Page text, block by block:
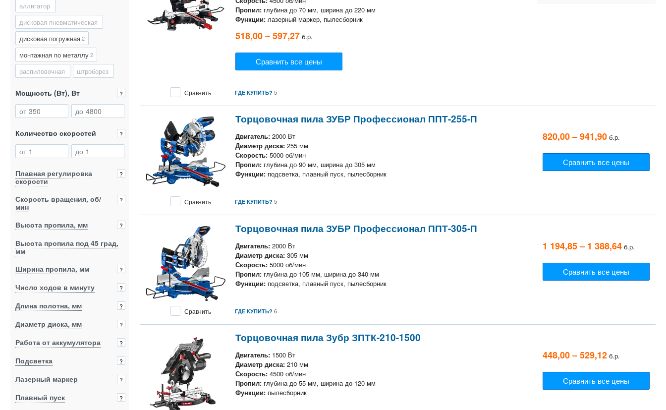
Пропил: глубина до 70 мм, ширина до 220 мм
Функции: лазерный маркер, пылесборник
518,00 – 597,27 б.р.
Сравнить все цены
ГДЕ КУПИТЬ? 5
Сравнить
Торцовочная пила ЗУБР Профессионал ППТ-255-П
Двигатель: 2000 Вт
Диаметр диска: 255 мм
Скорость: 5000 об/мин
Пропил: глубина до 90 мм, ширина до 305 мм
Функции: подсветка, плавный пуск, пылесборник
820,00 – 941,90 б.р.
Сравнить все цены
ГДЕ КУПИТЬ? 5
Сравнить
Торцовочная пила ЗУБР Профессионал ППТ-305-П
Двигатель: 2000 Вт
Диаметр диска: 305 мм
Скорость: 5000 об/мин
Пропил: глубина до 105 мм, ширина до 340 мм
Функции: подсветка, плавный пуск, пылесборник
1 194,85 – 1 388,64 б.р.
Сравнить все цены
ГДЕ КУПИТЬ? 6
Сравнить
Торцовочная пила Зубр ЗПТК-210-1500
Двигатель: 1500 Вт
Диаметр диска: 210 мм
Скорость: 4500 об/мин
Пропил: глубина до 55 мм, ширина до 120 мм
Функции: пылесборник
448,00 – 529,12 б.р.
Сравнить все цены
аллигатор
дисковая пневматическая
дисковая погружная2
монтажная по металлу2
распиловочная штроборез
Мощность (Вт), Вт ?
от до
Количество скоростей ?
от до
Плавная регулировка
скорости
?
Скорость вращения, об/
мин
?
Высота пропила, мм ?
Высота пропила под 45 град,
мм
Ширина пропила, мм
?
Число ходов в минуту ?
Длина полотна, мм ?
Диаметр диска, мм ?
Работа от аккумулятора ?
Подсветка ?
Лазерный маркер ?
Плавный пуск ?